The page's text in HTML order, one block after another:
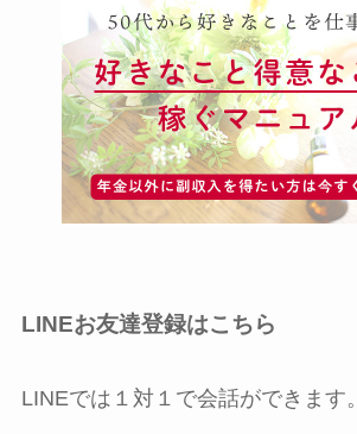
LINEお友達登録はこちら
LINEでは１対１で会話ができます。